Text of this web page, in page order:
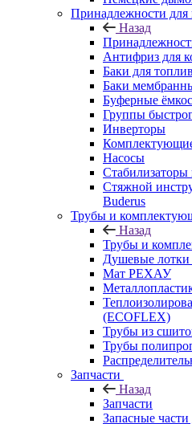
Принадлежности для
Назад
Антифриз для
Баки для
Баки
Буферные
Группы
Инверторы
Насосы
Стяжной
Buderus
Трубы и
Назад
Трубы и
Душевые
Мат РЕХАУ
(ECOFLEX)
Трубы из
Трубы
Запчасти
Назад
Запчасти
Запасные